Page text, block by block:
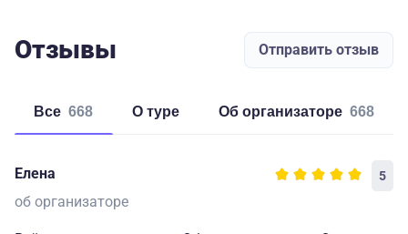
Отзывы Отправить отзыв
Все 668 о туре об организаторе 668
Елена 5
об организаторе